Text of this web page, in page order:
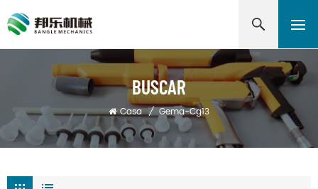
BUSCAR
Casa / Gema-Cg13